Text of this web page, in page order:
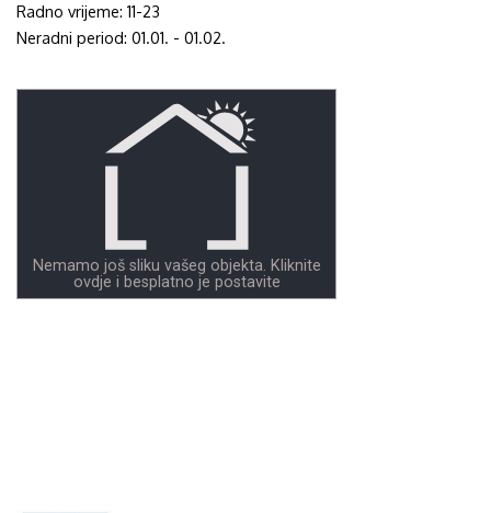
Radno vrijeme: 11-23
Neradni period: 01.01. - 01.02.
Nemamo još sliku vašeg objekta. Kliknite
ovdje i besplatno je postavite